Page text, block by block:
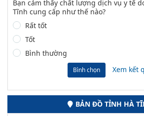
Bạn cảm thấy chất lượng dịch vụ y tế
Tĩnh cung cấp như thế nào?
Rất tốt
Tốt
Bình thường
Bình chọn Xem kết
BẢN ĐỒ TỈNH HÀ